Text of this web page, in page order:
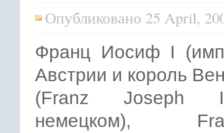
Опубликовано 25 April,
Франц Иосиф I
Австрии и король
(Franz
немецком),